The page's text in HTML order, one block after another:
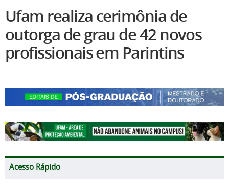
Ufam realiza cerimônia de
outorga de grau de 42 novos
profissionais em Parintins
Acesso Rápido